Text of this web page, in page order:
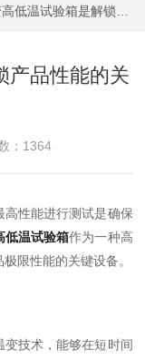
验箱是解锁产品性能的关键设备
产品性能的关
：1364
性能进行测试是确保
低温试验箱作为一种高
限性能的关键设备。
技术，能够在短时间